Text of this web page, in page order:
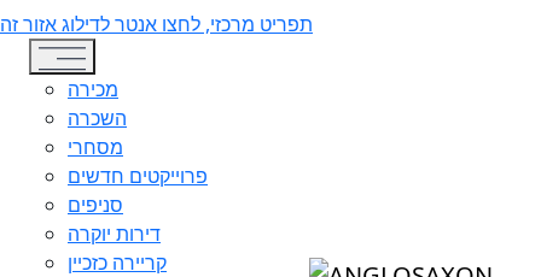
תפריט מרכזי, לחצו אנטר לדילוג אזור זה
Toggle navigation
מכירה
השכרה
מסחרי
פרוייקטים חדשים
סניפים
דירות יוקרה
קריירה כזכיין